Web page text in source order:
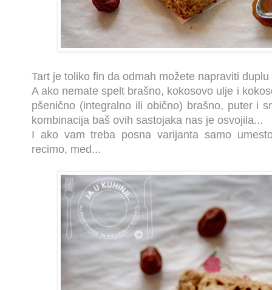
Tart je toliko fin da odmah možete napraviti duplu
A ako nemate spelt brašno, kokosovo ulje i
pšenično (integralno ili obično) brašno, puter i
kombinacija baš ovih sastojaka nas je osvojila...
I ako vam treba posna varijanta samo
recimo, med...